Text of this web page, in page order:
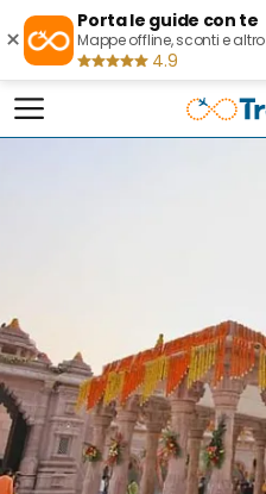
×
Porta le guide con te
Mappe offline, sconti e altro
4.9